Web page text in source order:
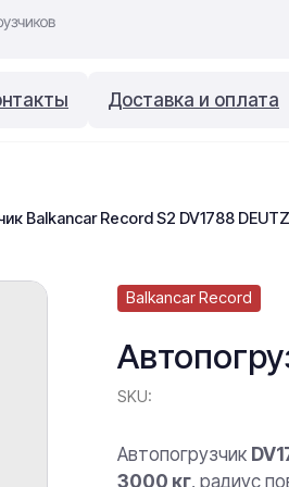
Доставка и оплата
Balkancar Record S2 DV1788 DEUTZ
Balkancar Record
SKU:
Автопогрузчик
3000 кг, радиус